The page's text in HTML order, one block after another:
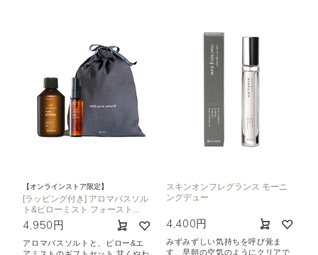
【オンラインストア限定】
[ラッピング付き] アロマバスソル
ト&ピローミスト フォースト...
4,950円
アロマバスソルトと、ピロー&エ
スキンオンフレグランス モーニ
ングデュー
4,400円
みずみずしい気持ちを呼び覚ま
す、早朝の空気のようにクリアで